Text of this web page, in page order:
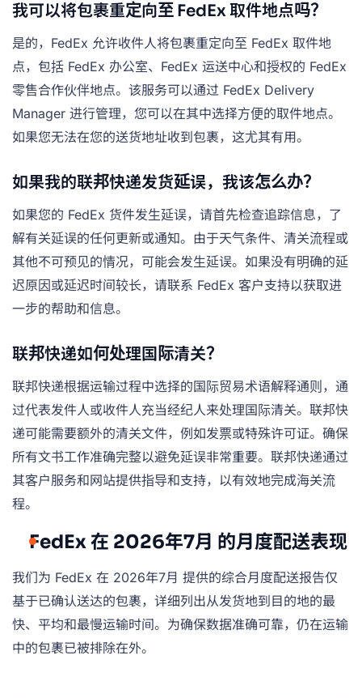
我可以将包裹重定向至 FedEx 取件地点吗？
是的，FedEx 允许收件人将包裹重定向至 FedEx 取件地
点，包括 FedEx 办公室、FedEx 运送中心和授权的 FedEx
零售合作伙伴地点。该服务可以通过 FedEx Delivery
Manager 进行管理，您可以在其中选择方便的取件地点。
如果您无法在您的送货地址收到包裹，这尤其有用。
如果我的联邦快递发货延误，我该怎么办？
如果您的 FedEx 货件发生延误，请首先检查追踪信息，了
解有关延误的任何更新或通知。由于天气条件、清关流程或
其他不可预见的情况，可能会发生延误。如果没有明确的延
迟原因或延迟时间较长，请联系 FedEx 客户支持以获取进
一步的帮助和信息。
联邦快递如何处理国际清关？
联邦快递根据运输过程中选择的国际贸易术语解释通则，通
过代表发件人或收件人充当经纪人来处理国际清关。联邦快
递可能需要额外的清关文件，例如发票或特殊许可证。确保
所有文书工作准确完整以避免延误非常重要。联邦快递通过
其客户服务和网站提供指导和支持，以有效地完成海关流
程。
FedEx 在 2026年7月 的月度配送表现
我们为 FedEx 在 2026年7月 提供的综合月度配送报告仅
基于已确认送达的包裹，详细列出从发货地到目的地的最
快、平均和最慢运输时间。为确保数据准确可靠，仍在运输
中的包裹已被排除在外。